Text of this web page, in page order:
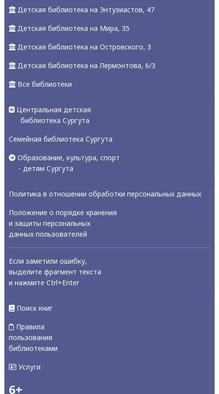
Детская библиотека на Энтузиастов, 47
Детская библиотека на Мира, 35
Детская библиотека на Островского, 3
Детская библиотека на Лермонтова, 6/3
Все библиотеки
Центральная детская
библиотека Сургута
Семейная библиотека Сургута
Образование, культура, спорт
- детям Сургута
Политика в отношении обработки персональных данных
Положение о порядке хранения
и защиты персональных
данных пользователей
Если заметили ошибку,
выделите фрагмент текста
и нажмите Ctrl+Enter
Поиск книг
Правила
пользования
библиотеками
Услуги
6+